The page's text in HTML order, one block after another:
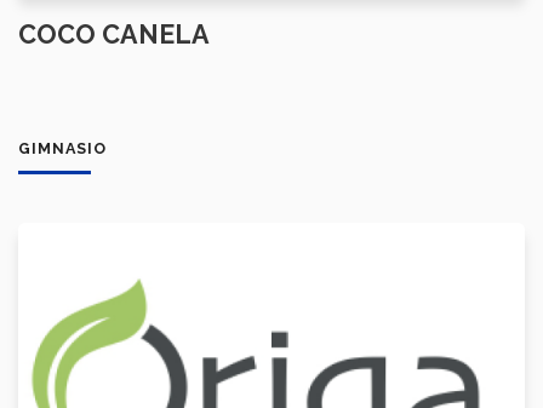
COCO CANELA
GIMNASIO